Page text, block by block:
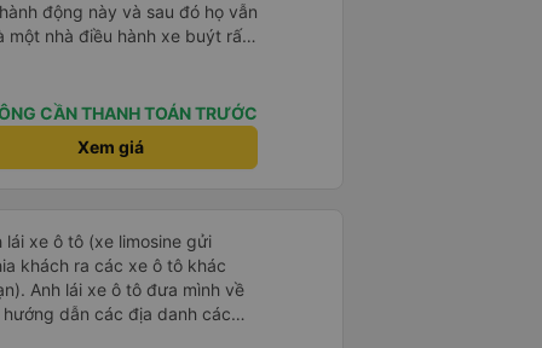
động này và sau đó họ vẫn
một nhà điều hành xe buýt rất
CẦN THANH TOÁN TRƯỚC
Xem giá
xe ô tô (xe limosine gửi
khách ra các xe ô tô khác
về
dẫn các địa danh các
để ý khi anh trả khách thì